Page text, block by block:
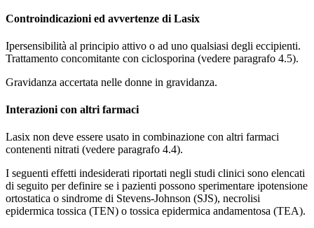
Controindicazioni ed avvertenze di Lasix
Ipersensibilità al principio attivo o ad uno qualsiasi degli eccipienti.
Trattamento concomitante con ciclosporina (vedere paragrafo 4.5).
Gravidanza accertata nelle donne in gravidanza.
Interazioni con altri farmaci
Lasix non deve essere usato in combinazione con altri farmaci
contenenti nitrati (vedere paragrafo 4.4).
I seguenti effetti indesiderati riportati negli studi clinici sono elencati
di seguito per definire se i pazienti possono sperimentare ipotensione
ortostatica o sindrome di Stevens-Johnson (SJS), necrolisi
epidermica tossica (TEN) o tossica epidermica andamentosa (TEA).